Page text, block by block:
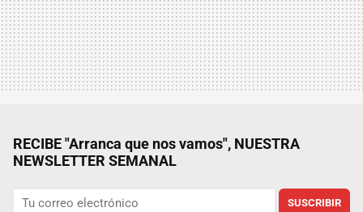
RECIBE "Arranca que nos vamos", NUESTRA
NEWSLETTER SEMANAL
SUSCRIBIR